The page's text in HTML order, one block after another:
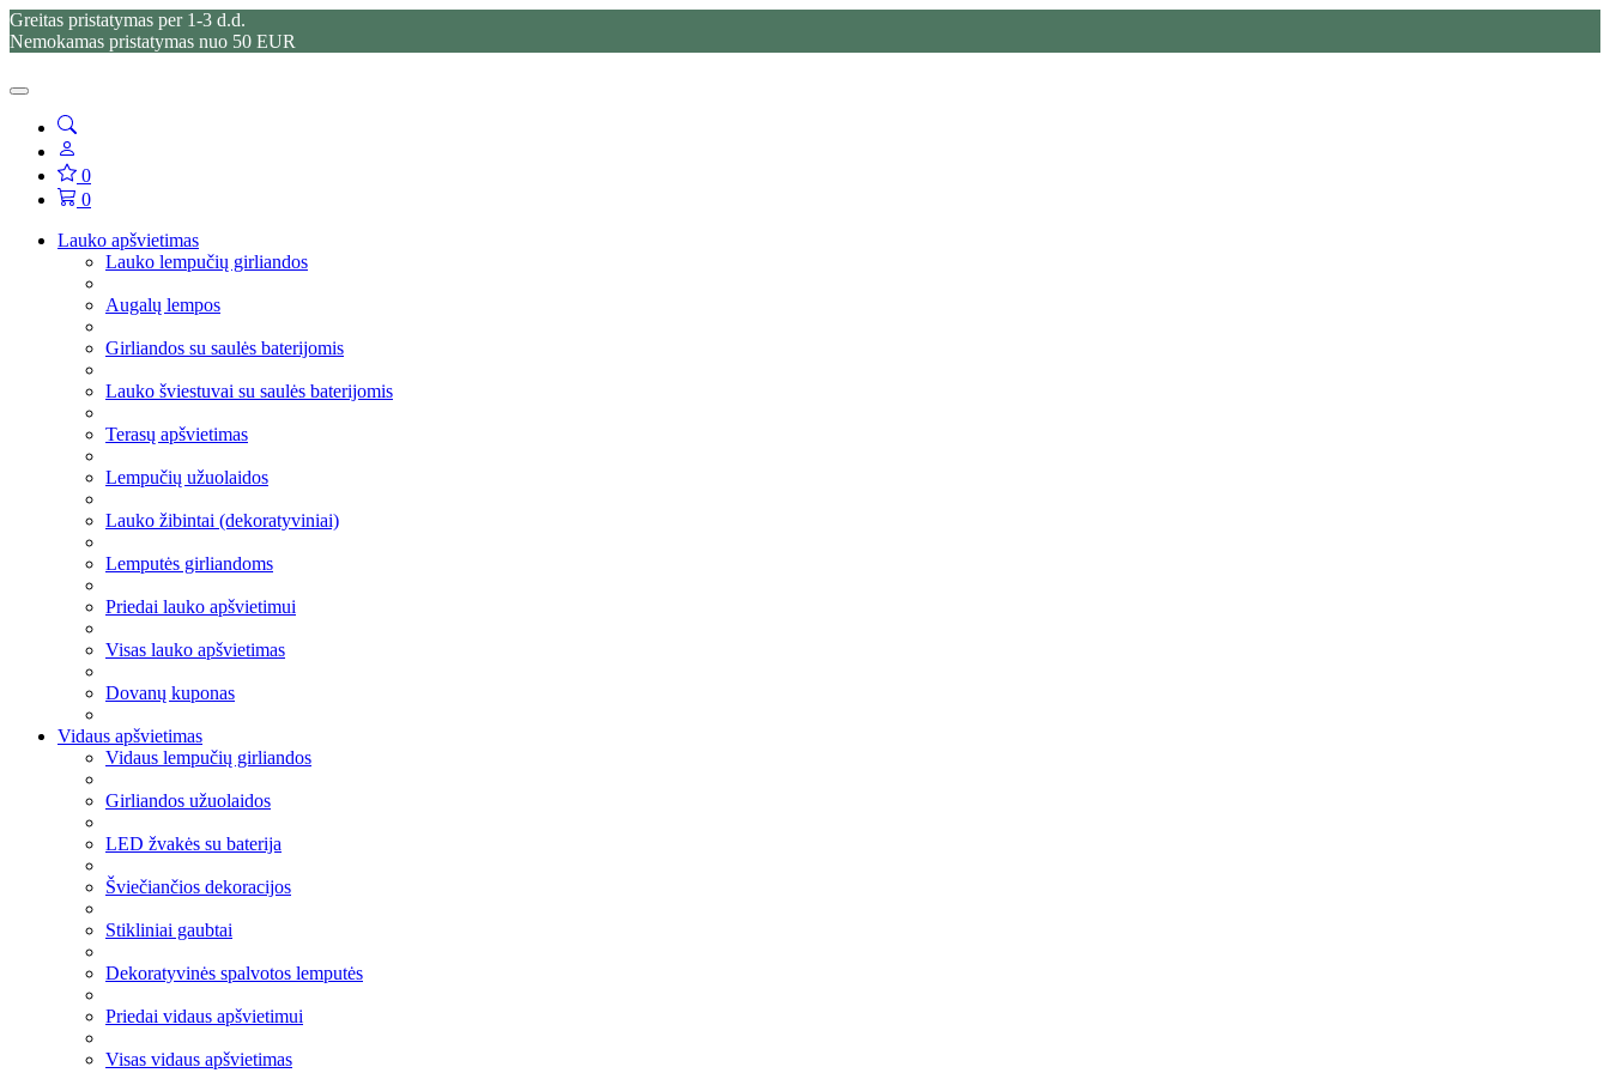
Greitas pristatymas per 1-3 d.d.
Nemokamas pristatymas nuo 50 EUR
0
0
Lauko apšvietimas
Lauko lempučių girliandos
Augalų lempos
Girliandos su saulės baterijomis
Lauko šviestuvai su saulės baterijomis
Terasų apšvietimas
Lempučių užuolaidos
Lauko žibintai (dekoratyviniai)
Lemputės girliandoms
Priedai lauko apšvietimui
Visas lauko apšvietimas
Dovanų kuponas
Vidaus apšvietimas
Vidaus lempučių girliandos
Girliandos užuolaidos
LED žvakės su baterija
Šviečiančios dekoracijos
Stikliniai gaubtai
Dekoratyvinės spalvotos lemputės
Priedai vidaus apšvietimui
Visas vidaus apšvietimas